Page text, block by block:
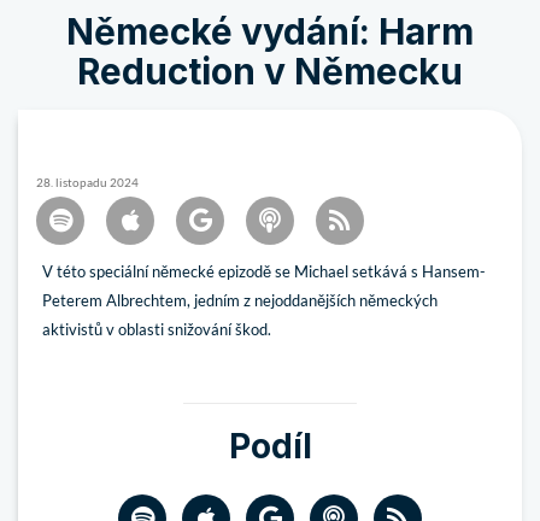
Německé vydání: Harm
Reduction v Německu
28. listopadu 2024
V této speciální německé epizodě se Michael setkává s Hansem-
Peterem Albrechtem, jedním z nejoddanějších německých
aktivistů v oblasti snižování škod.
Podíl